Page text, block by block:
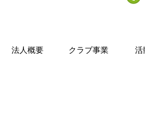
法人概要 クラブ事業 活